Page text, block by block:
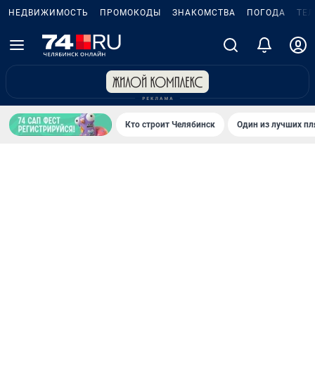
НЕДВИЖИМОСТЬ ПРОМОКОДЫ ЗНАКОМСТВА ПОГОДА
Кто строит Челябинск Один из лучших